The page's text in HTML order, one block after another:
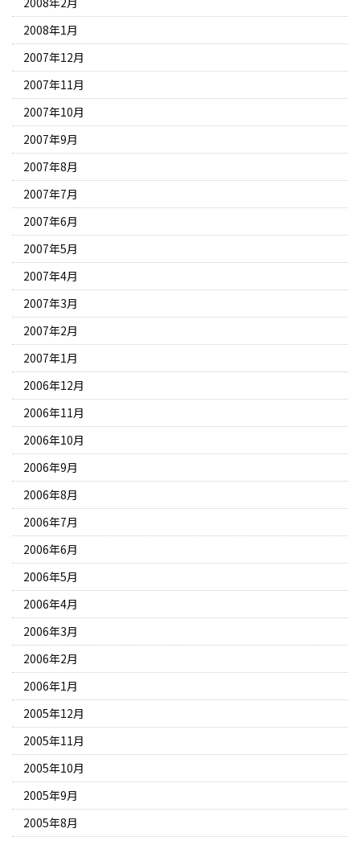
2008年1月
2007年12月
2007年11月
2007年10月
2007年9月
2007年8月
2007年7月
2007年6月
2007年5月
2007年4月
2007年3月
2007年2月
2007年1月
2006年12月
2006年11月
2006年10月
2006年9月
2006年8月
2006年7月
2006年6月
2006年5月
2006年4月
2006年3月
2006年2月
2006年1月
2005年12月
2005年11月
2005年10月
2005年9月
2005年8月